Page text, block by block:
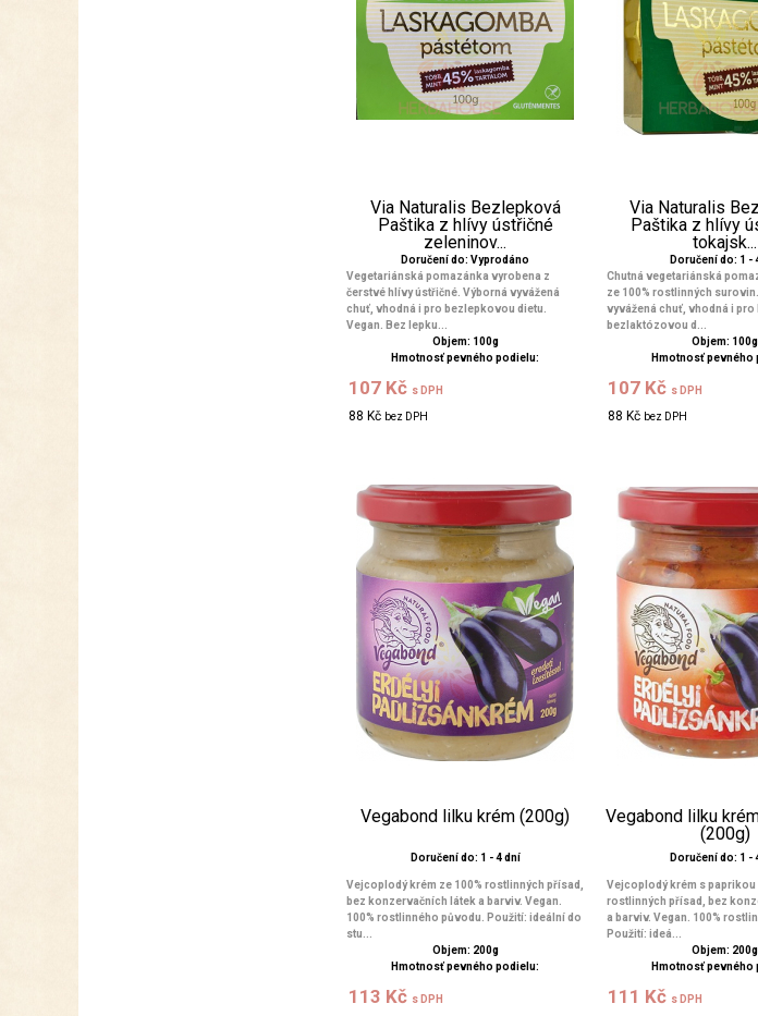
Via Naturalis Bezlepková
Paštika z hlívy ústřičné
zeleninov...
Doručení do: Vyprodáno
Vegetariánská pomazánka vyrobena z
čerstvé hlívy ústřičné. Výborná vyvážená
chuť, vhodná i pro bezlepkovou dietu.
Vegan. Bez lepku...
Objem: 100g
Hmotnosť pevného podielu:
107 Kč s DPH
88 Kč bez DPH
Via Naturalis
Paštika z hlívy
tokajsk...
Doručení do: 1 -
Chutná vegetariánská
ze 100% rostlinných
vyvážená chuť, vhodná i
bezlaktózovou d...
Objem: 100g
Hmotnosť pevného
107 Kč s DPH
88 Kč bez DPH
Vegabond lilku krém (200g)
Doručení do: 1 - 4 dní
Vejcoplodý krém ze 100% rostlinných přísad,
bez konzervačních látek a barviv. Vegan.
100% rostlinného původu. Použití: ideální do
stu...
Objem: 200g
Hmotnosť pevného podielu:
113 Kč s DPH
Vegabond lilku
(200g)
Doručení do: 1 -
Vejcoplodý krém s paprikou
rostlinných přísad, bez
a barviv. Vegan. 100%
Použití: ideá...
Objem: 200g
Hmotnosť pevného
111 Kč s DPH